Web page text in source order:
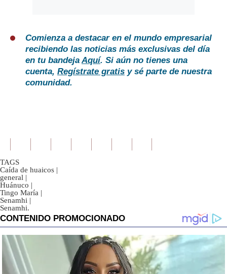
Comienza a destacar en el mundo empresarial
recibiendo las noticias más exclusivas del día
en tu bandejaAquí. Si aún no tienes una
cuenta, Regístrate gratis y sé parte de nuestra
comunidad.
TAGS
Caída de huaicos |
general |
Huánuco |
Tingo María |
Senamhi |
Senamhi.